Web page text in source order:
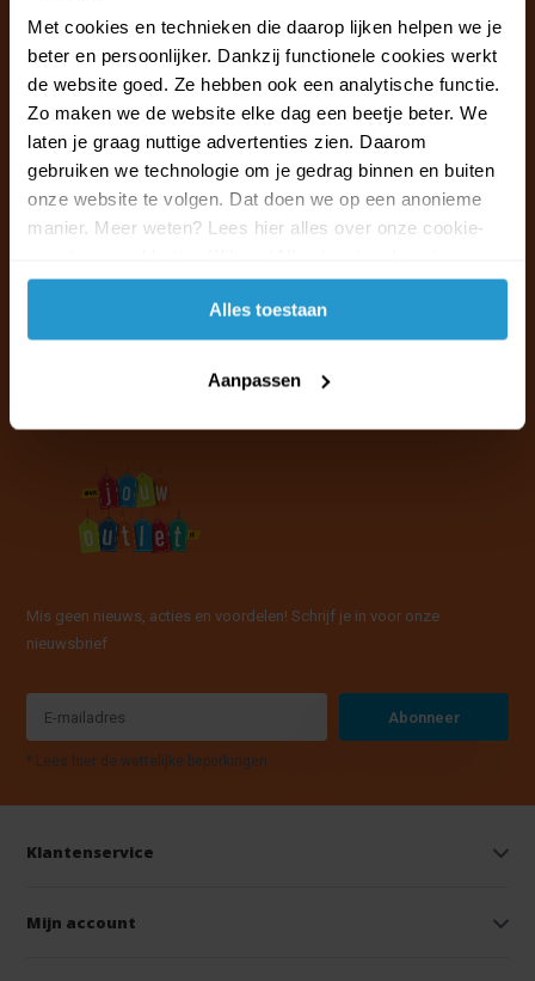
Met cookies en technieken die daarop lijken helpen we je
beter en persoonlijker. Dankzij functionele cookies werkt
de website goed. Ze hebben ook een analytische functie.
Zo maken we de website elke dag een beetje beter. We
laten je graag nuttige advertenties zien. Daarom
gebruiken we technologie om je gedrag binnen en buiten
onze website te volgen. Dat doen we op een anonieme
manier. Meer weten? Lees hier alles over onze cookie-
accepteren.
Alles toestaan
Aanpassen
Klantenservice & FAQ
Wij staan voor u klaar.
Ma t/m vr van 09:30 - 16:00 telefonisch
+31 (0)13 785 62 41
Naar de klantenservice & FAQ
Mis geen nieuws, acties en voordelen! Schrijf je in voor onze
nieuwsbrief
Abonneer
* Lees hier de wettelijke beperkingen
Klantenservice
Mijn account